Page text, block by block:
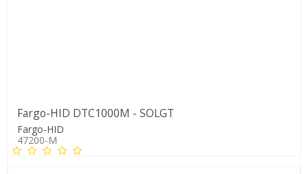
Fargo-HID DTC1000M - SOLGT
Fargo-HID
47200-M